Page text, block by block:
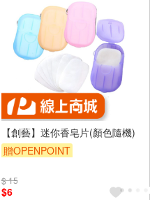
【創藝】迷你香皂片(顏色隨機)
贈OPENPOINT
$ 15
$6